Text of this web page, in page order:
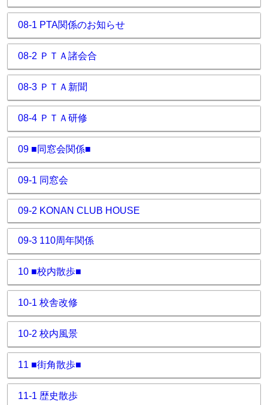
08-1 PTA関係のお知らせ
08-2 ＰＴＡ諸会合
08-3 ＰＴＡ新聞
08-4 ＰＴＡ研修
09 ■同窓会関係■
09-1 同窓会
09-2 KONAN CLUB HOUSE
09-3 110周年関係
10 ■校内散歩■
10-1 校舎改修
10-2 校内風景
11 ■街角散歩■
11-1 歴史散歩